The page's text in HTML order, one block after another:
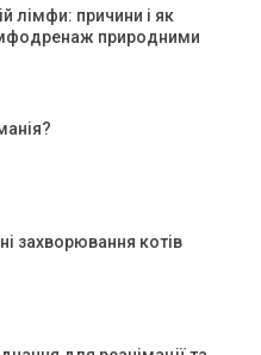
лімфи: причини і як
природними
захворювання котів